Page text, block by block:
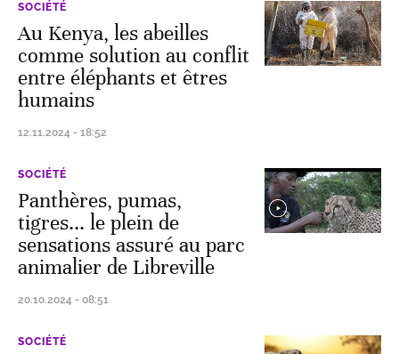
SOCIÉTÉ
Au Kenya, les abeilles
comme solution au conflit
entre éléphants et êtres
humains
12.11.2024 - 18:52
SOCIÉTÉ
Panthères, pumas,
tigres... le plein de
sensations assuré au parc
animalier de Libreville
20.10.2024 - 08:51
SOCIÉTÉ